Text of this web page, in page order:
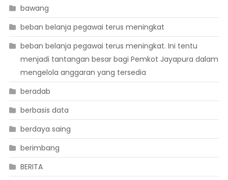
bawang
beban belanja pegawai terus meningkat
beban belanja pegawai terus meningkat. Ini tentu
menjadi tantangan besar bagi Pemkot Jayapura dalam
mengelola anggaran yang tersedia
beradab
berbasis data
berdaya saing
berimbang
BERITA